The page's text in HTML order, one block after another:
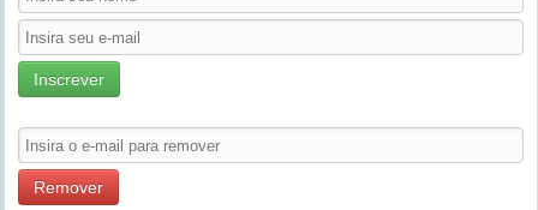
Inscrever
Remover